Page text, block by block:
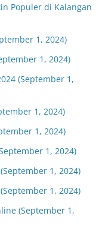
Populer di Kalangan
1, 2024)
1, 2024)
(September 1,
1, 2024)
1, 2024)
1, 2024)
1, 2024)
1, 2024)
(September 1,